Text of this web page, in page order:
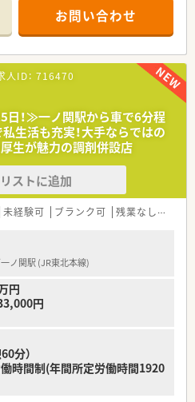
代の方が中心で活気のある雰囲気で
宅対応など新しいことへ積極的に対応
携がしっかりできている会社です。調
を社員一人一人に理解してもらいな
る現場づくりをされています。
店舗近いエリアに出店しております
もできています。お休みの取りやすさ
率がよく、腰を据えて働ける環境で
80枚ほどの外来処方箋の対応を行っ
療も実施している店舗です。定時でき
合っているので、オンオフの切り替え
地域に根差した薬局で働きたい方
り、しっかり教えてくれる会社で働き
方
け取りたい方
お問い合わせ
ID： 716470
日！≫一ノ関駅から車で6分程
生活も充実！大手ならではの
生が魅力の調剤併設店
ストに追加
未経験可 ブランク可 残業なし(ほぼなし含む)
ノ関駅 (JR東北本線)
円
円
分）
時間制(年間所定労働時間1920